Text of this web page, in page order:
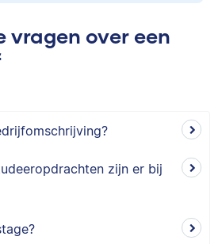
vragen over een
zijn er bij